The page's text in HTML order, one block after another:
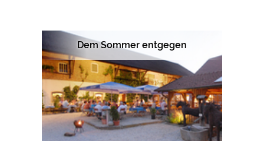
Dem Sommer entgegen